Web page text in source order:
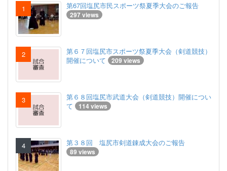
第67回塩尻市民スポーツ祭夏季大会のご報告
297 views
第６７回塩尻市スポーツ祭夏季大会（剣道競技）
開催について
209 views
第６８回塩尻市武道大会（剣道競技）開催につい
て
114 views
第３８回 塩尻市剣道錬成大会のご報告
89 views